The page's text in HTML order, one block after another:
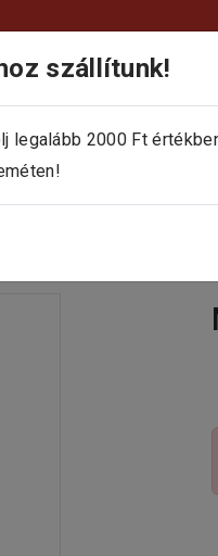
szállítunk!
legalább 2000 Ft